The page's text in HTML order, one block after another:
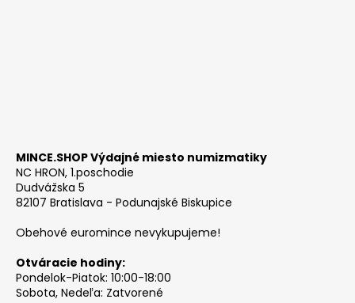
MINCE.SHOP Výdajné miesto numizmatiky
NC HRON, 1.poschodie
Dudvážska 5
82107 Bratislava - Podunajské Biskupice
Obehové euromince nevykupujeme!
Otváracie hodiny:
Pondelok-Piatok: 10:00-18:00
Sobota, Nedeľa: Zatvorené